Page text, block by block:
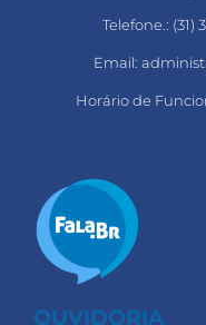
Telefone.: (31)
Email:
Horário de
OUVIDORIA